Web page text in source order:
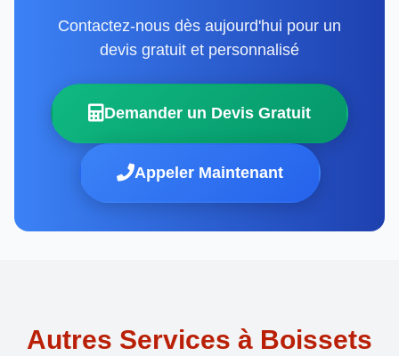
Contactez-nous dès aujourd'hui pour un
devis gratuit et personnalisé
Demander un Devis Gratuit
Appeler Maintenant
Autres Services à Boissets